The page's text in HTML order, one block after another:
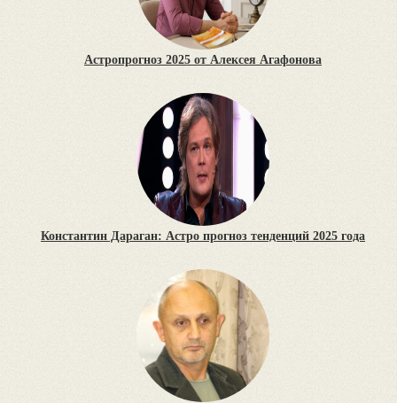
Астропрогноз 2025 от Алексея Агафонова
Константин Дараган: Астро прогноз тенденций 2025 года